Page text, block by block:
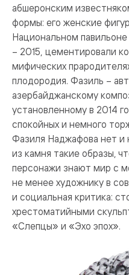
абшеронским
формы: его женские
Национальном
– 2015, цементировали
мифических
плодородия. Фазиль –
азербайджанскому
установленному в 2014
спокойных и немного
Фазиля Наджафова нет и
из камня такие образы,
персонажи знают мир с
не менее художнику в
и социальная критика:
хрестоматийными
«Слепцы» и «Эхо эпох».